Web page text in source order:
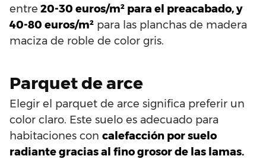
entre 20-30 euros/m² para el preacabado, y
40-80 euros/m² para las planchas de madera
maciza de roble de color gris.
Parquet de arce
Elegir el parquet de arce significa preferir un
color claro. Este suelo es adecuado para
habitaciones con calefacción por suelo
radiante gracias al fino grosor de las lamas.